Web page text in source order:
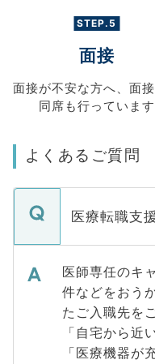
STEP.5
面接
面接が不安な方へ、 面
同席も行っています
よくあるご質問
医療転職支
医師専任のキ
件などをおう
たご入職先を
「自宅から近
「医療機器が